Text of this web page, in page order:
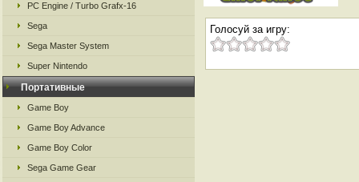
PC Engine / Turbo Grafx-16
Sega
Sega Master System
Super Nintendo
Портативные
Game Boy
Game Boy Advance
Game Boy Color
Sega Game Gear
Голосуй за игру: